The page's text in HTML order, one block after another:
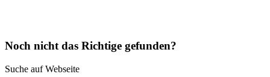
Noch nicht das Richtige gefunden?
Suche auf Webseite